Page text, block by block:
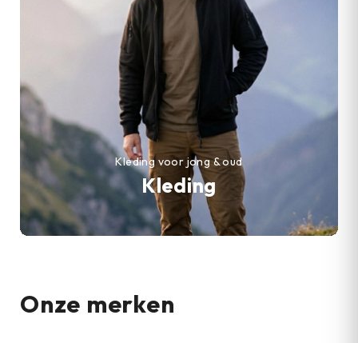
Kleding
Kleding voor jong & oud
Onze merken